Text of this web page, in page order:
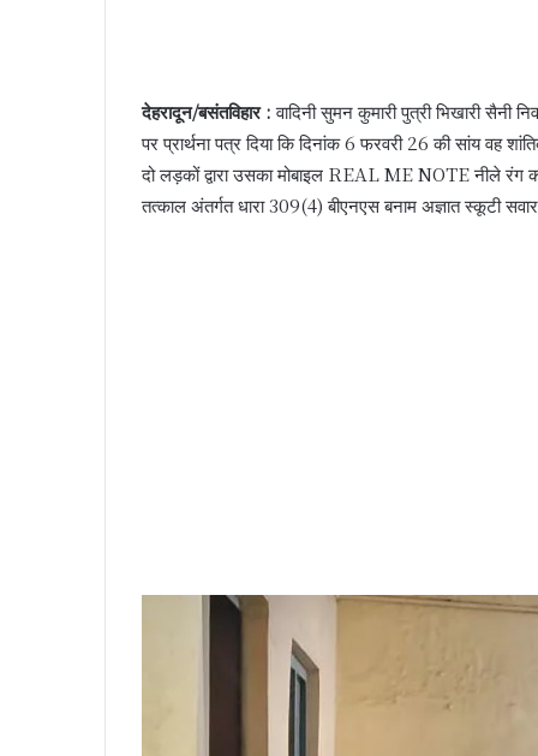
देहरादून/बसंतविहार :वादिनी सुमन कुमारी पुत्री भिखारी सैनी
पर प्रार्थना पत्र दिया कि दिनांक 6 फरवरी 26 की सांय वह
दो लड़कों द्वारा उसका मोबाइल REAL ME NOTE नीले रंग
तत्काल अंतर्गत धारा 309(4) बीएनएस बनाम अज्ञात स्कूटी